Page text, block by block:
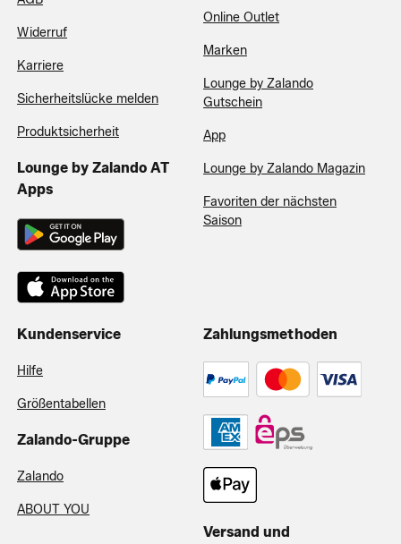
Widerruf
Karriere
Sicherheitslücke melden
Produktsicherheit
Lounge by Zalando AT
Apps
Online Outlet
Marken
Lounge by Zalando
Gutschein
App
Lounge by Zalando Magazin
Favoriten der nächsten
Saison
Kundenservice
Hilfe
Größentabellen
Zalando-Gruppe
Zalando
ABOUT YOU
Zahlungsmethoden
Versand und